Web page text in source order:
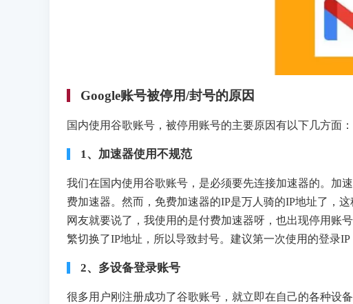
Google账号被停用/封号的原因
国内使用谷歌账号，被停用账号的主要原因有以下几方面：
1、加速器使用不规范
我们在国内使用谷歌账号，是必须要先连接加速器的。加
费加速器。然而，免费加速器的IP是万人骑的IP地址了，
网友就要说了，我使用的是付费加速器呀，也出现停用账
繁切换了IP地址，所以导致封号。建议第一次使用的登录
2、多设备登录账号
很多用户刚注册成功了谷歌账号，就立即在自己的各种设